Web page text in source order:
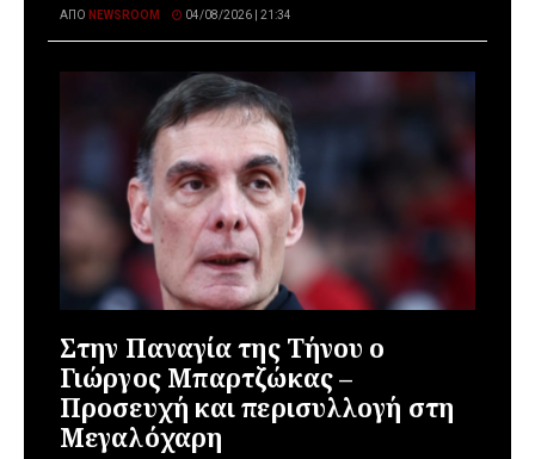
ΑΠΌ NEWSROOM 04/08/2026 | 21:34
Στην Παναγία της Τήνου ο
Γιώργος Μπαρτζώκας –
Προσευχή και περισυλλογή στη
Μεγαλόχαρη